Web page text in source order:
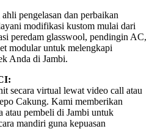
pengelasan dan perbaikan
modifikasi kustom mulai dari
peredam glasswool, pendingin AC,
modular untuk melengkapi
Anda di Jambi.
secara virtual lewat video call atau
Cakung. Kami memberikan
atau pembeli di Jambi untuk
mandiri guna kepuasan